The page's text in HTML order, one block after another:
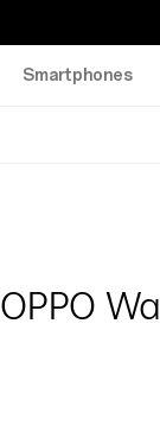
Smartphones
OPPO